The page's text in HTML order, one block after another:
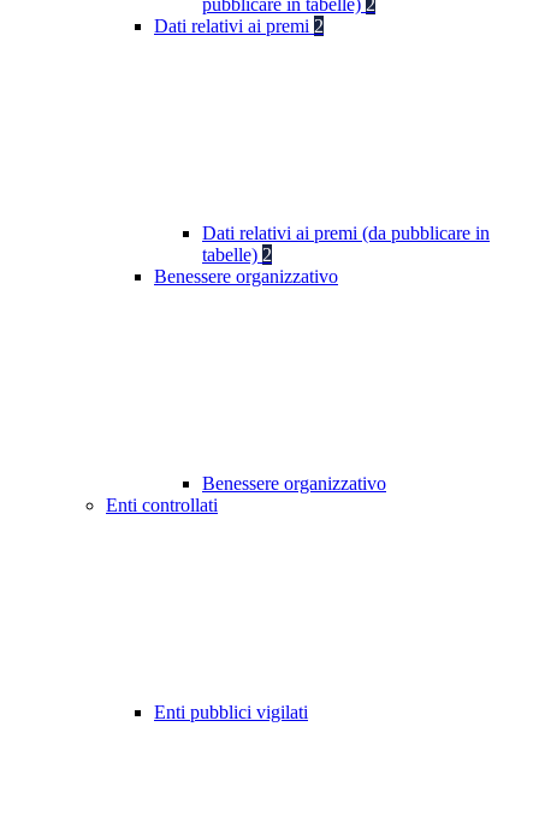
pubblicare in tabelle) 2
Dati relativi ai premi 2
Dati relativi ai premi (da pubblicare in
tabelle) 2
Benessere organizzativo
Benessere organizzativo
Enti controllati
Enti pubblici vigilati